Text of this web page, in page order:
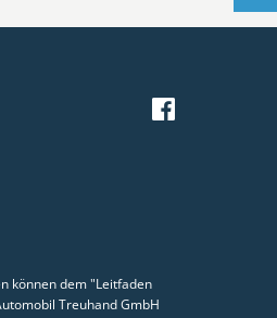
können dem "Leitfaden
Treuhand GmbH